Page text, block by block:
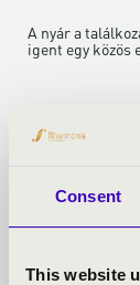
Consent
This website
A nyár a
igent egy közös
Bővebben